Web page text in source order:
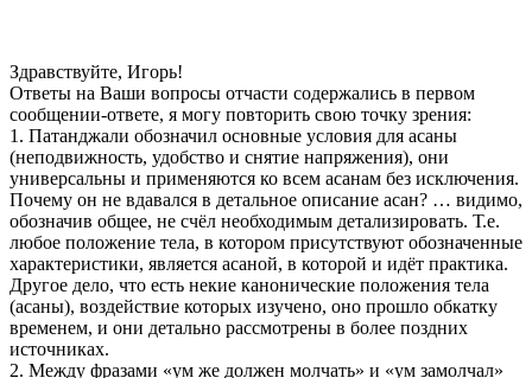
Здравствуйте, Игорь!
Ответы на Ваши вопросы отчасти содержались в первом
сообщении-ответе, я могу повторить свою точку зрения:
1. Патанджали обозначил основные условия для асаны
(неподвижность, удобство и снятие напряжения), они
универсальны и применяются ко всем асанам без исключения.
Почему он не вдавался в детальное описание асан? … видимо,
обозначив общее, не счёл необходимым детализировать. Т.е.
любое положение тела, в котором присутствуют обозначенные
характеристики, является асаной, в которой и идёт практика.
Другое дело, что есть некие канонические положения тела
(асаны), воздействие которых изучено, оно прошло обкатку
временем, и они детально рассмотрены в более поздних
источниках.
2. Между фразами «ум же должен молчать» и «ум замолчал»